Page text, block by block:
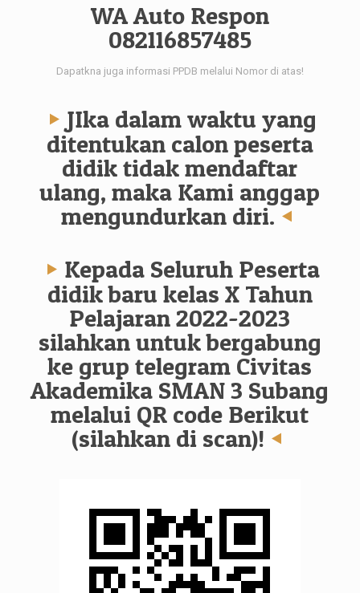
WA Auto Respon
082116857485
Dapatkna juga informasi PPDB melalui Nomor di atas!
JIka dalam waktu yang
ditentukan calon peserta
didik tidak mendaftar
ulang, maka Kami anggap
mengundurkan diri.
Kepada Seluruh Peserta
didik baru kelas X Tahun
Pelajaran 2022-2023
silahkan untuk bergabung
ke grup telegram Civitas
Akademika SMAN 3 Subang
melalui QR code Berikut
(silahkan di scan)!